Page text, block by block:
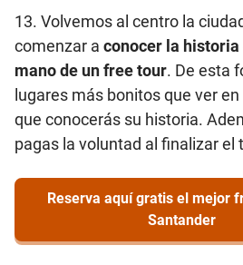
13. Volvemos al centro la
comenzar a conocer la historia
mano de un free tour. De esta
lugares más bonitos que ver
que conocerás su historia.
pagas la voluntad al finalizar el
Reserva aquí gratis el mejor
Santander